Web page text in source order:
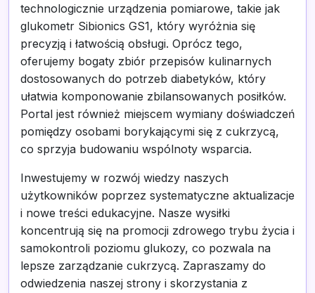
technologicznie urządzenia pomiarowe, takie jak
glukometr Sibionics GS1, który wyróżnia się
precyzją i łatwością obsługi. Oprócz tego,
oferujemy bogaty zbiór przepisów kulinarnych
dostosowanych do potrzeb diabetyków, który
ułatwia komponowanie zbilansowanych posiłków.
Portal jest również miejscem wymiany doświadczeń
pomiędzy osobami borykającymi się z cukrzycą,
co sprzyja budowaniu wspólnoty wsparcia.
Inwestujemy w rozwój wiedzy naszych
użytkowników poprzez systematyczne aktualizacje
i nowe treści edukacyjne. Nasze wysiłki
koncentrują się na promocji zdrowego trybu życia i
samokontroli poziomu glukozy, co pozwala na
lepsze zarządzanie cukrzycą. Zapraszamy do
odwiedzenia naszej strony i skorzystania z